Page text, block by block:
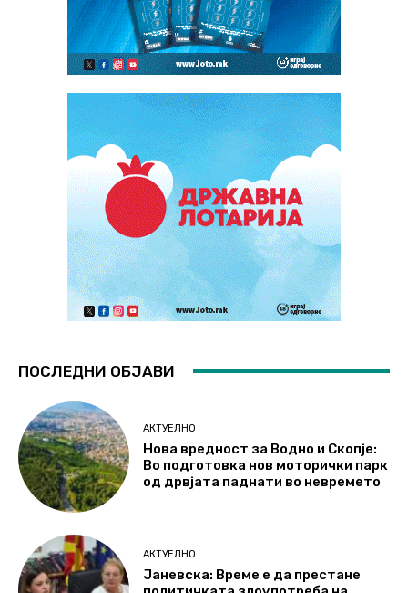
ПОСЛЕДНИ ОБЈАВИ
АКТУЕЛНО
Нова вредност за Водно и Скопје:
Во подготовка нов моторички парк
од дрвјата паднати во невремето
АКТУЕЛНО
Јаневска: Време е да престане